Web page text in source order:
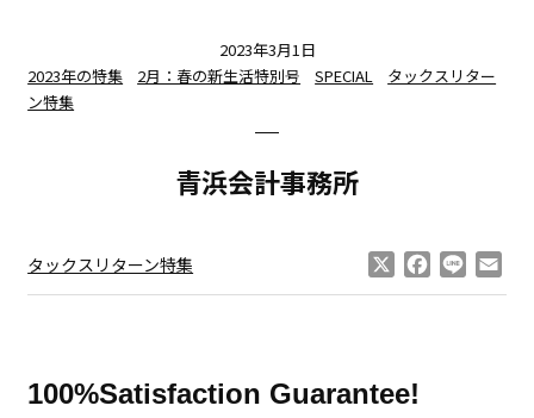
2023年3月1日
2023年の特集
2月：春の新生活特別号 SPECIAL
タックスリター
ン特集
青浜会計事務所
タックスリターン特集 Facebook
Line
100%Satisfaction Guarantee!